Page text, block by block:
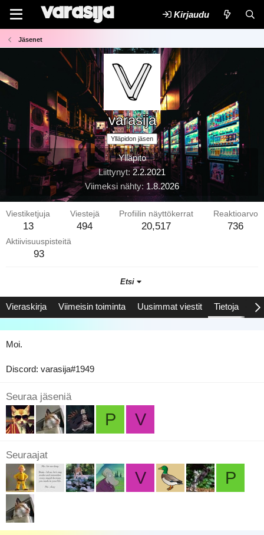
Kirjaudu
Jäsenet
varasija
Ylläpidon jäsen
Ylläpito
Liittynyt 2.2.2021
Viimeksi nähty 1.8.2026
Viestiketjuja
13
Viestejä
494
Profiilin näyttökerrat
20,517
Reaktioarvo
736
Aktiivisuuspisteitä
93
Etsi
Vieraskirja Viimeisin toiminta Uusimmat viestit Tietoja
Moi.
Discord: varasija#1949
Seuraa jäseniä
P V
Seuraajat
V P